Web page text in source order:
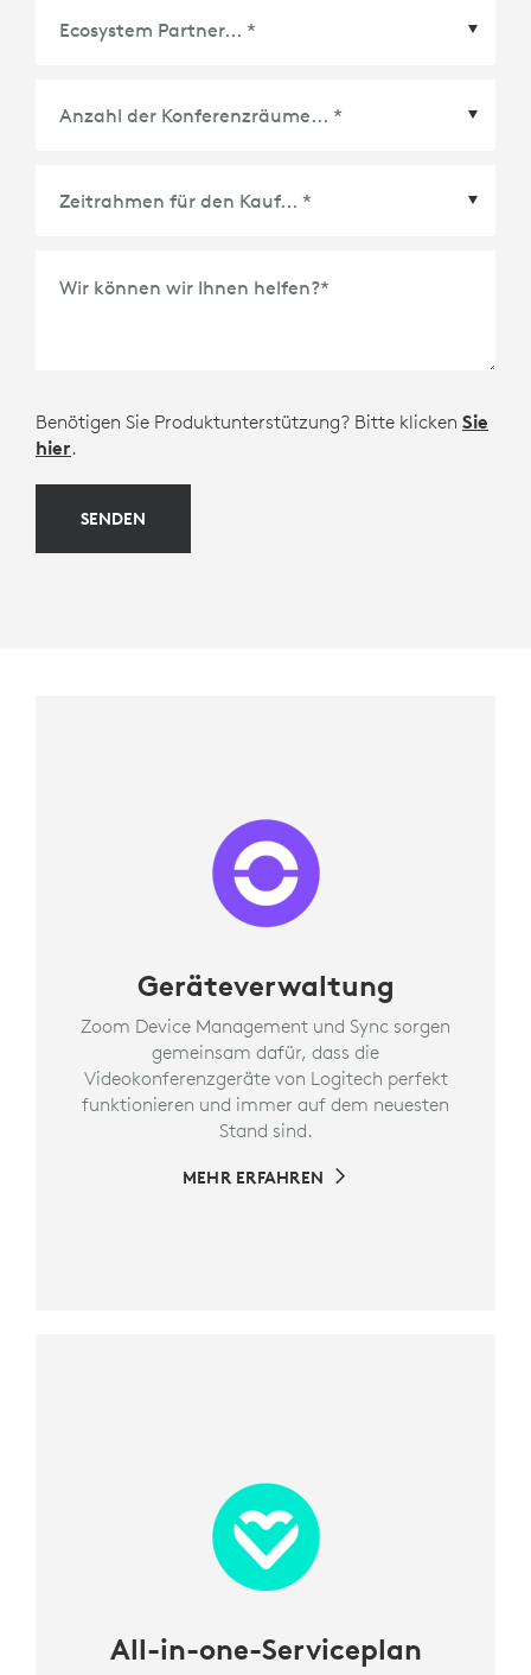
Wir können wir Ihnen helfen?*
Benötigen Sie Produktunterstützung? Bitte klicken Sie
hier.
SENDEN
Geräteverwaltung
Zoom Device Management und Sync sorgen
gemeinsam dafür, dass die
Videokonferenzgeräte von Logitech perfekt
funktionieren und immer auf dem neuesten
Stand sind.
MEHR ERFAHREN
All-in-one-Serviceplan